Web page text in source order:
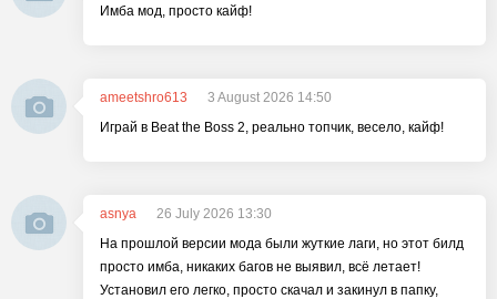
Имба мод, просто кайф!
ameetshro613
3 August 2026 14:50
Играй в Beat the Boss 2, реально топчик, весело, кайф!
asnya
26 July 2026 13:30
На прошлой версии мода были жуткие лаги, но этот билд
просто имба, никаких багов не выявил, всё летает!
Установил его легко, просто скачал и закинул в папку,